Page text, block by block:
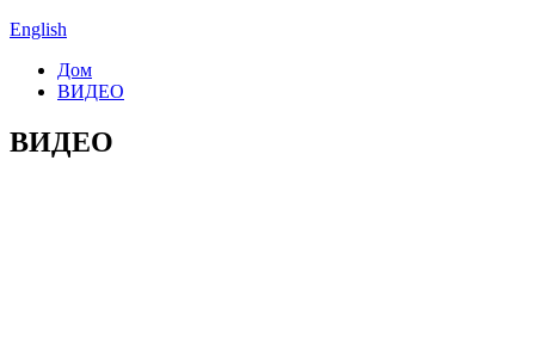
English
Дом
ВИДЕО
ВИДЕО